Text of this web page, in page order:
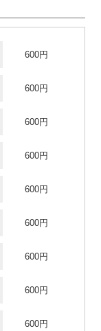
600円
600円
600円
600円
600円
600円
600円
600円
600円